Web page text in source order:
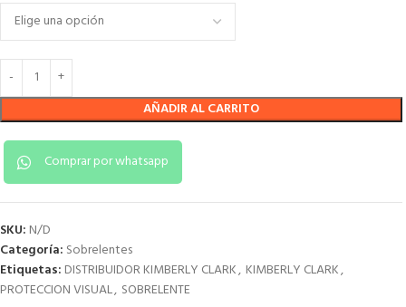
AÑADIR AL CARRITO
Comprar por whatsapp
SKU: N/D
Categoría: Sobrelentes
Etiquetas: DISTRIBUIDOR KIMBERLY CLARK, KIMBERLY CLARK,
PROTECCION VISUAL, SOBRELENTE